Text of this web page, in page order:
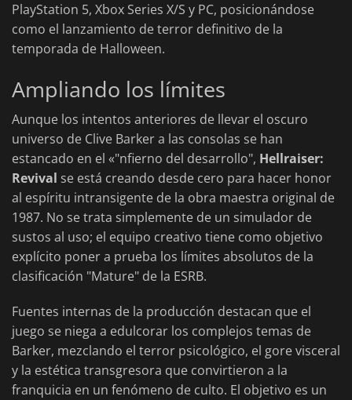
PlayStation 5, Xbox Series X/S y PC, posicionándose
como el lanzamiento de terror definitivo de la
temporada de Halloween.
Ampliando los límites
Aunque los intentos anteriores de llevar el oscuro
universo de Clive Barker a las consolas se han
estancado en el «"nfierno del desarrollo", Hellraiser:
Revival se está creando desde cero para hacer honor
al espíritu intransigente de la obra maestra original de
1987. No se trata simplemente de un simulador de
sustos al uso; el equipo creativo tiene como objetivo
explícito poner a prueba los límites absolutos de la
clasificación "Mature" de la ESRB.
Fuentes internas de la producción destacan que el
juego se niega a edulcorar los complejos temas de
Barker, mezclando el terror psicológico, el gore visceral
y la estética transgresora que convirtieron a la
franquicia en un fenómeno de culto. El objetivo es un